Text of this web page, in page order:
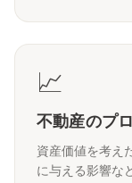
📈
不動産のプ
資産価値を考え
に与える影響な